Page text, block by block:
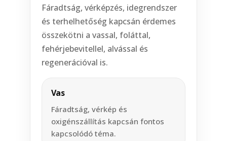
Fáradtság, vérképzés, idegrendszer
és terhelhetőség kapcsán érdemes
összekötni a vassal, foláttal,
fehérjebevitellel, alvással és
regenerációval is.
Vas
Fáradtság, vérkép és
oxigénszállítás kapcsán fontos
kapcsolódó téma.